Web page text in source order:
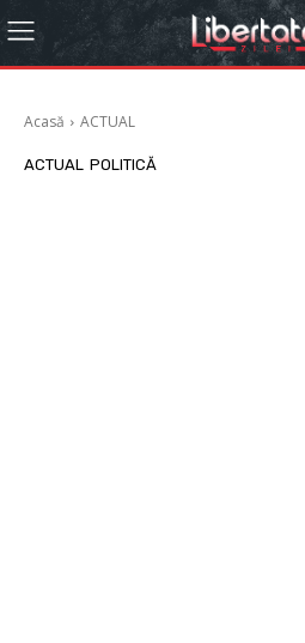
Acasă ACTUAL
ACTUAL POLITICĂ